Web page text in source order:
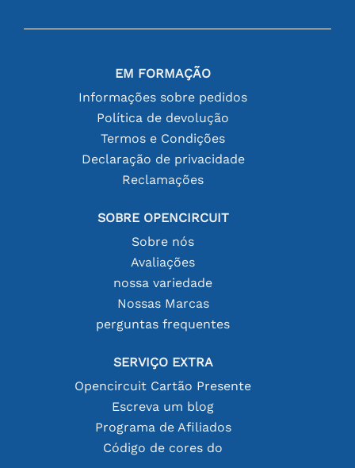
EM FORMAÇÃO
Informações sobre pedidos
Política de devolução
Termos e Condições
Declaração de privacidade
Reclamações
SOBRE OPENCIRCUIT
Sobre nós
Avaliações
nossa variedade
Nossas Marcas
perguntas frequentes
SERVIÇO EXTRA
Opencircuit Cartão Presente
Escreva um blog
Programa de Afiliados
Código de cores do